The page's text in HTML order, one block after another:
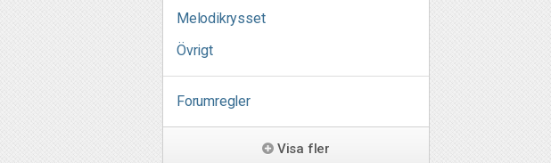
Melodikrysset
Övrigt
Forumregler
Visa fler